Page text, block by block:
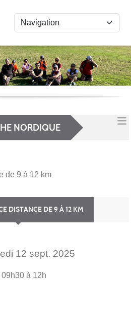
NORDIQUE
de 9 à 12 km
DISTANCE DE 9 À 12 KM
12 sept. 2025
09h30 à 12h